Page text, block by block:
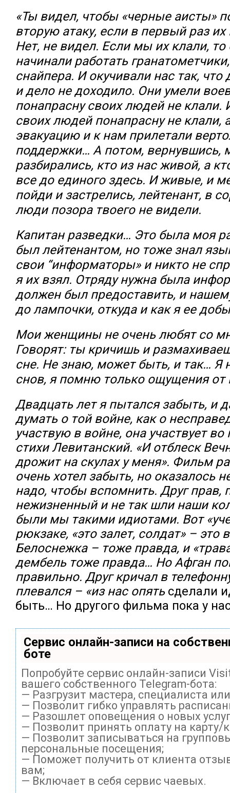
«Ты видел, чтобы «черные аисты»
вторую атаку, если в первый раз
Нет, не видел. Если мы их клали, то
начинали работать
снайпера. И окучивали нас так, что
и дело не доходило. Они умели
понапрасну своих людей не
своих людей понапрасну не клали,
эвакуацию и к нам прилетали
поддержки… А потом, вернувшись,
разбирались, кто из нас живой, а
все до единого здесь. И живые, и
пойди и застрелись, лейтенант, в
люди позора твоего не видели.
Капитан разведки… Это была моя
был лейтенантом, но тоже знал
свои “информаторы» и никто не
я их взял. Отряду нужна была
должен был предоставить, и
до лампочки, откуда и как я ее
Мои женщины не очень любят со
Говорят: ты кричишь и
сне. Не знаю, может быть, и так… Я
снов, я помню только ощущения от
Двадцать лет я пытался забыть, и
думать о той войне, как о
участвую в войне, она участвует
стихи Левитанский. «И отблеск
дрожит на скулах у меня». Фильм
очень хотел забыть, но оказалось
надо, чтобы вспомнить. Друг прав,
нежизненный и не так шли наши
были мы такими идиотами. Вот
рюкзаке, «это залет, солдат» – это
Белоснежка – тоже правда, и
дембель тоже правда… Но Афган
правильно. Друг кричал в
плевался – «из нас опятьсделали
быть… Но другого фильма пока у
Сервис онлайн-записи на
боте
Попробуйте сервис онлайн-записи
вашего собственного Telegram-бота:
— Разгрузит мастера, специалиста
— Позволит гибко управлять
— Разошлет оповещения о новых
— Позволит принять оплату на карту/
— Позволит записываться на
персональные посещения;
— Поможет получить от клиента
вам;
— Включает в себя сервис чаевых.